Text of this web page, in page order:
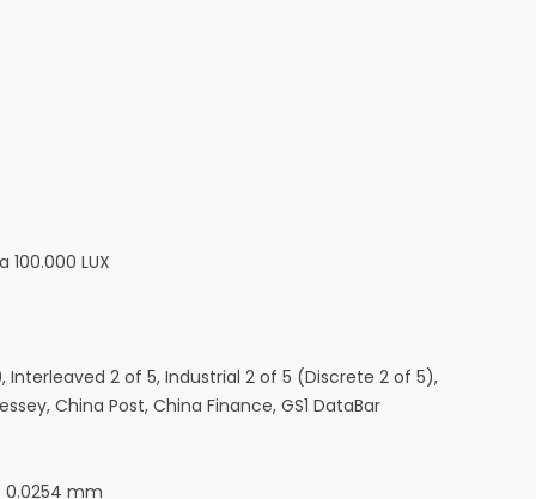
LUX
Interleaved 2 of 5, Industrial 2 of 5 (Discrete 2 of 5),
China Post, China Finance, GS1 DataBar
0.0254 mm